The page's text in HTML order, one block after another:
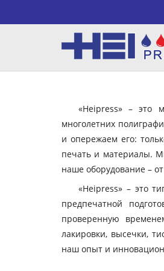
«Heipress» – это
многолетних
и опережаем его:
печать и материалы.
наше оборудование –
«Heipress» – это
предпечатной
проверенную
лакировки, высечки,
наш опыт и